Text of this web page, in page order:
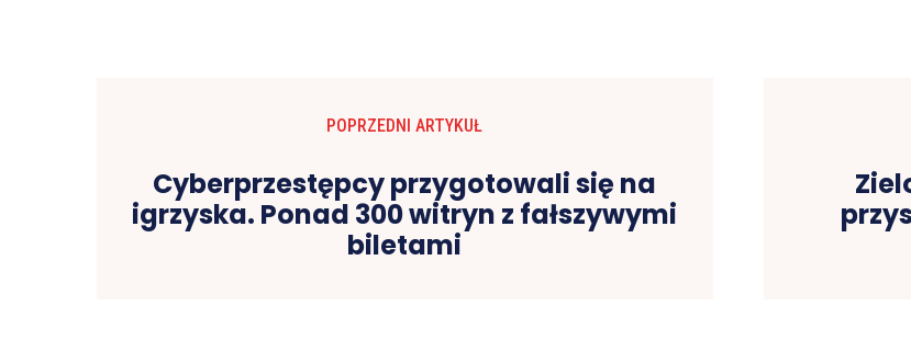
POPRZEDNI ARTYKUŁ
Cyberprzestępcy przygotowali się na
igrzyska. Ponad 300 witryn z fałszywymi
biletami